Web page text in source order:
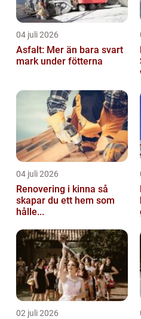
04 juli 2026
Asfalt: Mer än bara svart
mark under fötterna
04 juli 2026
Renovering i kinna så
skapar du ett hem som
hålle...
02 juli 2026